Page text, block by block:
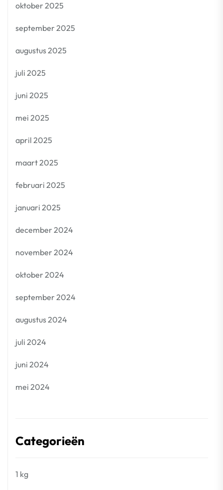
oktober 2025
september 2025
augustus 2025
juli 2025
juni 2025
mei 2025
april 2025
maart 2025
februari 2025
januari 2025
december 2024
november 2024
oktober 2024
september 2024
augustus 2024
juli 2024
juni 2024
mei 2024
Categorieën
1 kg